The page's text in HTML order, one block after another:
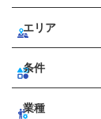
エリア
条件
業種